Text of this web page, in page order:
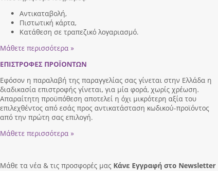
Αντικαταβολή,
Πιστωτική κάρτα,
Κατάθεση σε τραπεζικό λογαριασμό.
Μάθετε περισσότερα »
ΕΠΙΣΤΡΟΦΕΣ ΠΡΟΪΟΝΤΩΝ
Εφόσον η παραλαβή της παραγγελίας σας γίνεται στην Ελλάδα η
διαδικασία επιστροφής γίνεται, για μία φορά, χωρίς χρέωση.
Απαραίτητη προϋπόθεση αποτελεί η όχι μικρότερη αξία του
επιλεχθέντος από εσάς προς αντικατάσταση κωδικού-προϊόντος
από την πρώτη σας επιλογή.
Μάθετε περισσότερα »
Μάθε τα νέα & τις προσφορές μας Κάνε Eγγραφή στο Newsletter